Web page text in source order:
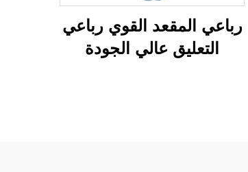
رباعي المقعد القوي رباعي
التعليق عالي الجودة